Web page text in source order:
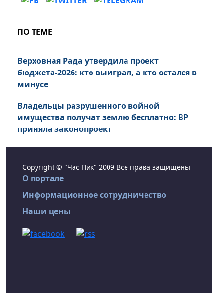
ПО ТЕМЕ
Верховная Рада утвердила проект
бюджета-2026: кто выиграл, а кто остался в
минусе
Владельцы разрушенного войной
имущества получат землю бесплатно: ВР
приняла законопроект
Copyright © "Час Пик" 2009 Все права защищены
О портале
Информационное сотрудничество
Наши цены